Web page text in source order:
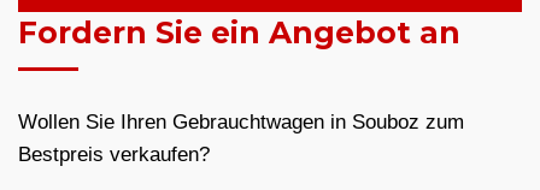
Fordern Sie ein Angebot an
Wollen Sie Ihren Gebrauchtwagen in Souboz zum
Bestpreis verkaufen?